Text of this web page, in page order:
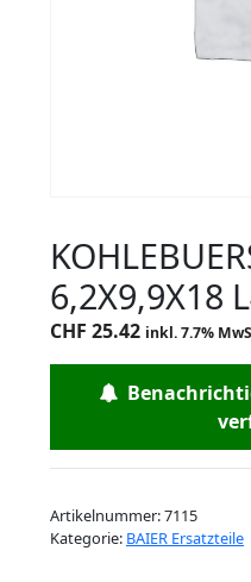
6,2X9,9X18
CHF 25.42 inkl. 7.7%
Artikelnummer:7115
Kategorie: BAIER Ersatzteile